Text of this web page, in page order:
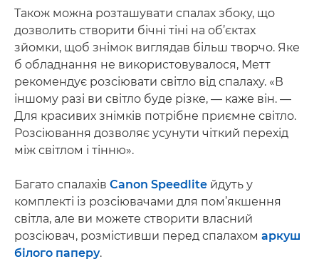
Також можна розташувати спалах збоку, що
дозволить створити бічні тіні на об’єктах
зйомки, щоб знімок виглядав більш творчо. Яке
б обладнання не використовувалося, Метт
рекомендує розсіювати світло від спалаху. «В
іншому разі ви світло буде різке, — каже він. —
Для красивих знімків потрібне приємне світло.
Розсіювання дозволяє усунути чіткий перехід
між світлом і тінню».
Багато спалахів Canon Speedlite йдуть у
комплекті із розсіювачами для пом’якшення
світла, але ви можете створити власний
розсіювач, розмістивши перед спалахом аркуш
білого паперу.